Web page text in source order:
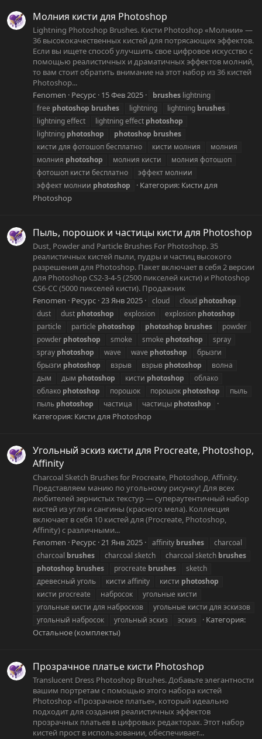
Молния кисти для Photoshop
Lightning Photoshop Brushes. Кисти Photoshop «Молнии» —
36 высококачественных кистей для потрясающих эффектов.
Если вы ищете способ улучшить свое цифровое искусство с
помощью реалистичных и драматичных эффектов молний,
то вам стоит обратить внимание на этот набор из 36 кистей
Photoshop...
Fenomen
Ресурс 15 Фев 2025 brushes lightning
free photoshop brushes lightning lightning brushes
lightning effect
lightning effect photoshop
lightning photoshop photoshop brushes
кисти для фотошоп бесплатно
кисти молния
молния
молния photoshop молния кисти
молния фотошоп
фотошоп кисти бесплатно
эффект молнии
эффект молнии photoshop Категория: Кисти для
Photoshop
Пыль, порошок и частицы кисти для Photoshop
Dust, Powder and Particle Brushes For Photoshop. 35
реалистичных кистей пыли, пудры и частиц высокого
разрешения для Photoshop. Пакет включает в себя 2 версии
для Photoshop CS2-3-4-5 (2500 пикселей кисти) и Photoshop
CS6-CC (5000 пикселей кисти). Продажник
Fenomen
Ресурс 23 Янв 2025 cloud cloud photoshop
dust
dust photoshop explosion explosion photoshop
particle
particle photoshop photoshop brushes
powder
powder photoshop smoke smoke photoshop
spray
spray photoshop wave wave photoshop
брызги
брызги photoshop взрыв взрыв photoshop
волна
дым
дым photoshop кисти photoshop
облако
облако photoshop порошок порошок photoshop
пыль
пыль photoshop частица частицы photoshop
Категория: Кисти для Photoshop
Угольный эскиз кисти для Procreate, Photoshop,
Affinity
Charcoal Sketch Brushes for Procreate, Photoshop, Affinity.
Представляем манию по угольному рисунку! Для всех
любителей зернистых текстур — супераутентичный набор
кистей из угля и сангины (красного мела). Коллекция
включает в себя 10 кистей для (Procreate, Photoshop,
Affinity) с различными...
Fenomen
Ресурс 21 Янв 2025 affinity brushes
charcoal
charcoal brushes charcoal sketch charcoal sketch brushes
photoshop brushes procreate brushes
sketch
древесный уголь
кисти affinity кисти photoshop
кисти procreate
набросок
угольные кисти
угольные кисти для набросков
угольные кисти для эскизов
угольный набросок
угольный эскиз эскиз
Категория:
Остальное (комплекты)
Прозрачное платье кисти Photoshop
Translucent Dress Photoshop Brushes. Добавьте элегантности
вашим портретам с помощью этого набора кистей
Photoshop «Прозрачное платье», который идеально
подходит для создания реалистичных эффектов
прозрачных платьев в цифровых редакторах. Этот набор
кистей прост в использовании, обеспечивает...